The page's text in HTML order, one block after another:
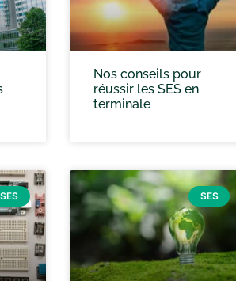
Nos conseils pour
réussir les SES en
terminale
SES SES